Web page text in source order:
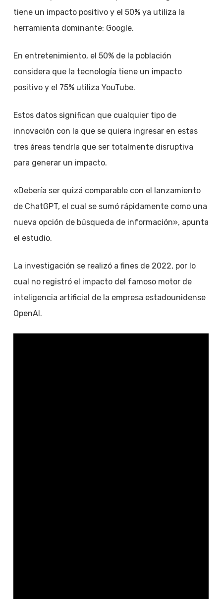
tiene un impacto positivo y el 50% ya utiliza la
herramienta dominante: Google.
En entretenimiento, el 50% de la población
considera que la tecnología tiene un impacto
positivo y el 75% utiliza YouTube.
Estos datos significan que cualquier tipo de
innovación con la que se quiera ingresar en estas
tres áreas tendría que ser totalmente disruptiva
para generar un impacto.
«Debería ser quizá comparable con el lanzamiento
de ChatGPT, el cual se sumó rápidamente como una
nueva opción de búsqueda de información», apunta
el estudio.
La investigación se realizó a fines de 2022, por lo
cual no registró el impacto del famoso motor de
inteligencia artificial de la empresa estadounidense
OpenAI.